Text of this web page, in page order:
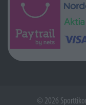
© 2026